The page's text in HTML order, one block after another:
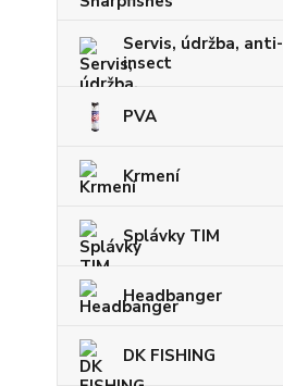
Servis, údržba, anti-
insect
PVA
Krmení
Splávky TIM
Headbanger
DK FISHING